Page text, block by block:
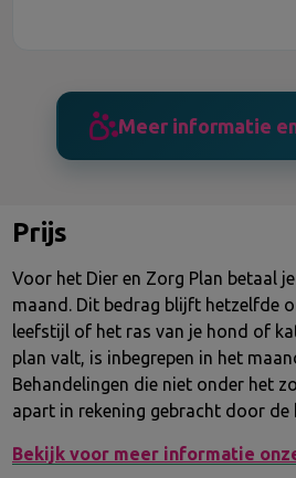
Meer informatie
Prijs
Voor het Dier en Zorg Plan betaal
maand. Dit bedrag blijft hetzelfde
leefstijl of het ras van je hond of
plan valt, is inbegrepen in het
Behandelingen die niet onder het
apart in rekening gebracht door de
Bekijk voor meer informatie